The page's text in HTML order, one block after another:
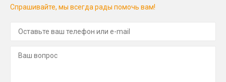
Спрашивайте, мы всегда рады помочь вам!